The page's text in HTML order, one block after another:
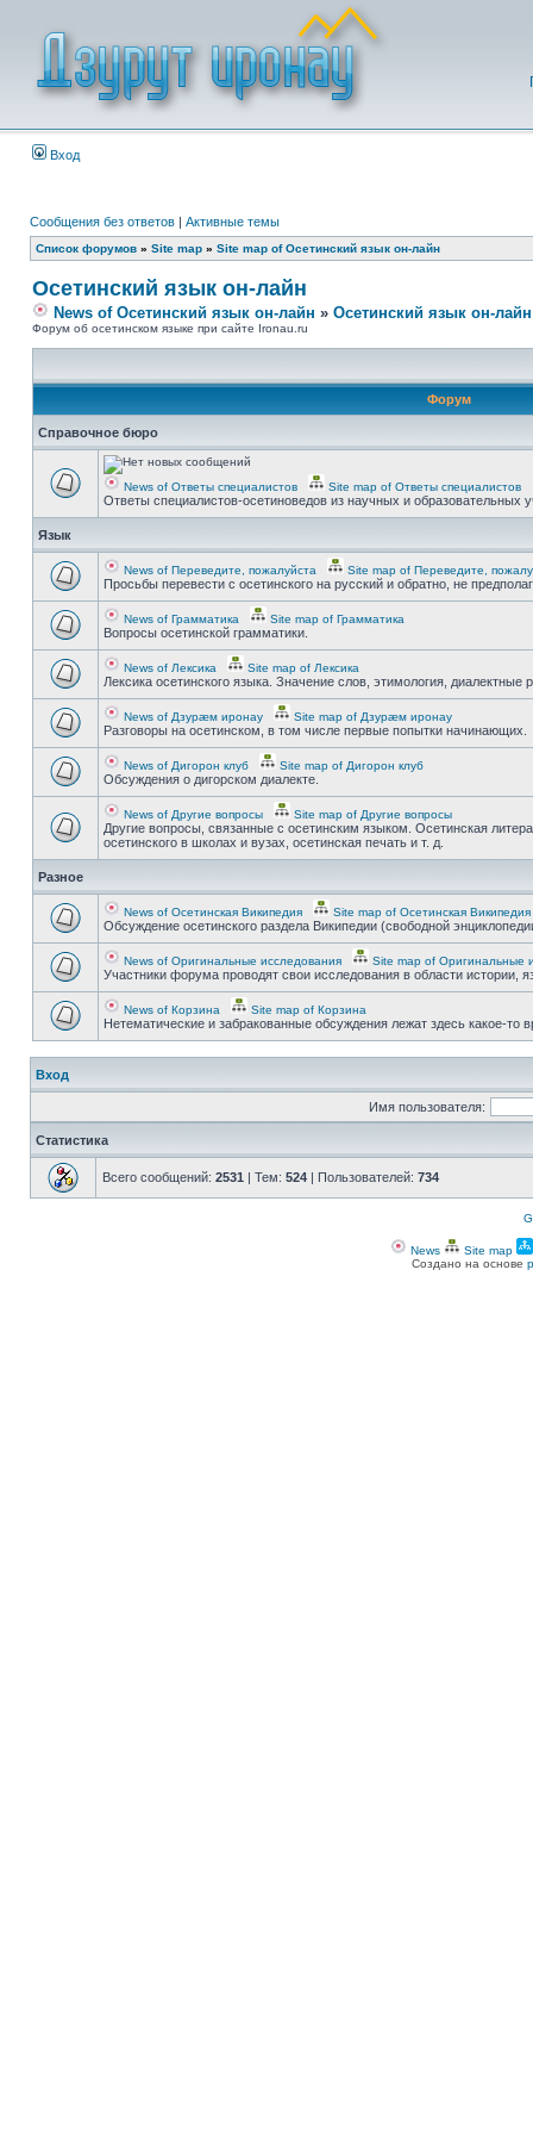
Вход
Сообщения без ответов | Активные темы
Список форумов » Site map » Site map of Осетинский язык он-лайн
Осетинский язык он-лайн
News of Осетинский язык он-лайн » Осетинский язык он-лайн
Форум об осетинском языке при сайте Ironau.ru
Форум
Справочное бюро
News of Ответы специалистов Site map of Ответы специалистов
Ответы специалистов-осетиноведов из научных и
Язык
News of Переведите, пожалуйста Site map of Переведите,
Просьбы перевести с осетинского на русский и обратно, не
News of Грамматика Site map of Грамматика
Вопросы осетинской грамматики.
News of Лексика Site map of Лексика
Лексика осетинского языка. Значение слов, этимология, диалектные
News of Дзурæм иронау Site map of Дзурæм иронау
Разговоры на осетинском, в том числе первые попытки начинающих.
News of Дигорон клуб Site map of Дигорон клуб
Обсуждения о дигорском диалекте.
News of Другие вопросы Site map of Другие вопросы
Другие вопросы, связанные с осетинским языком. Осетинская
осетинского в школах и вузах, осетинская печать и т. д.
Разное
News of Осетинская Википедия Site map of Осетинская Википедия
Обсуждение осетинского раздела Википедии (свободной
News of Оригинальные исследования Site map of Оригинальные
Участники форума проводят свои исследования в области истории,
News of Корзина Site map of Корзина
Нетематические и забракованные обсуждения лежат здесь какое-то
Вход
Имя пользователя:
Статистика
Всего сообщений: 2531 | Тем: 524 | Пользователей: 734
News Site map
Создано на основе